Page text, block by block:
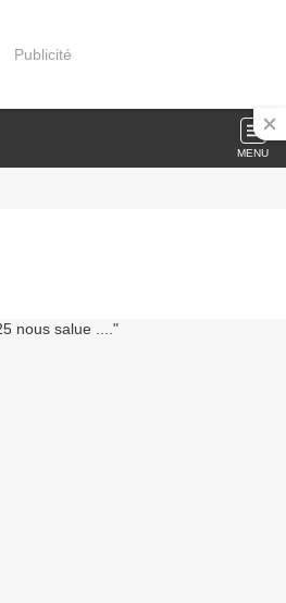
Publicité
MENU